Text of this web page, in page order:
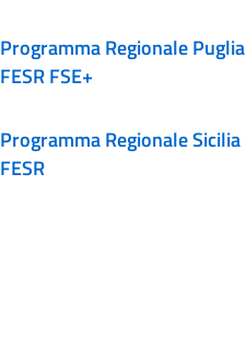
Programma Regionale Puglia
FESR FSE+
Programma Regionale Sicilia
FESR